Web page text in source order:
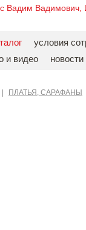
Вадим Вадимович,
условия
и видео
ПЛАТЬЯ, САРАФАНЫ